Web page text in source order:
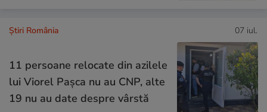
Știri România 07 iul.
11 persoane relocate din azilele
lui Viorel Pașca nu au CNP, alte
19 nu au date despre vârstă